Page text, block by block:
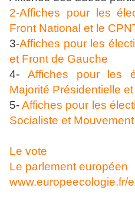
2-Affiches pour les
Front National et le
3-Affiches pour les
et Front de Gauche
4- Affiches pour les
Majorité Présidentielle
5-Affiches pour les
Socialiste et
Le vote
Le parlement européen
www.europeecologie.fr/